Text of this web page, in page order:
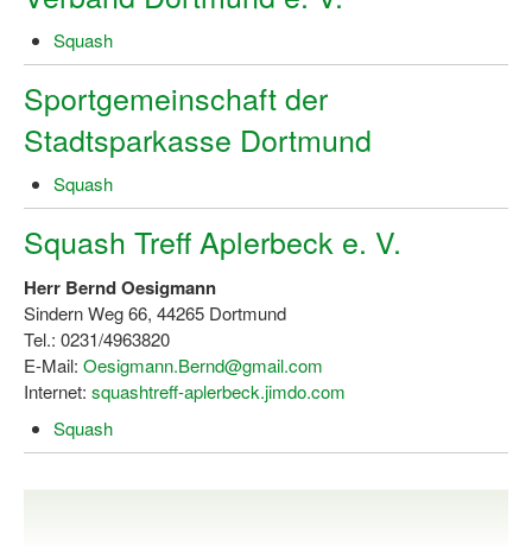
Dortmund lernt Schwimmen
Mädchen in Mannschaftssportarten
Bewegungszwerge
Bewegungskindergarten
Mini-Sportabzeichen
Sportgutschein 4.0
SportartCheck
Sport im Ganztag
Sport vor Ort
Squash
Sportgemeinschaft der
Stadtsparkasse Dortmund
Squash
Squash Treff Aplerbeck e. V.
Herr Bernd Oesigmann
Sindern Weg 66, 44265 Dortmund
Tel.: 0231/4963820
E-Mail: Oesigmann.Bernd@gmail.com
Internet: squashtreff-aplerbeck.jimdo.com
Squash